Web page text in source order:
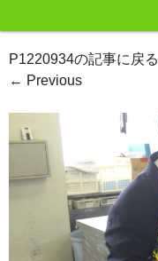
P1220934の記事に戻る
← Previous